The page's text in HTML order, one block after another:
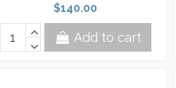
$140.00
Add to cart